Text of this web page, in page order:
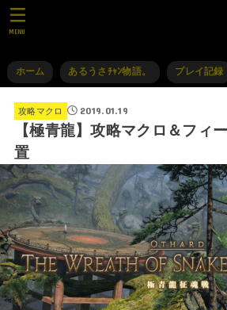
ホーム あるうさﾁｬﾝ物語。 プレイ記録
MENU
攻略マクロ 2019.01.19
【極青龍】攻略マクロ＆フィ
置